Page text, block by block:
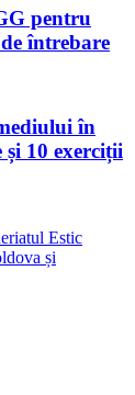
pentru
întrebare
în
și 10 exerciții
Estic
și